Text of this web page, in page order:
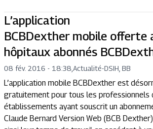
L’application
BCBDexther mobile offerte
hôpitaux abonnés
08 fév. 2016 - 18:38 Actualité-DSIH, BB
L’application mobile BCBDexther est
gratuitement pour tous les professionnels
établissements ayant souscrit un
Claude Bernard Version Web (BCB